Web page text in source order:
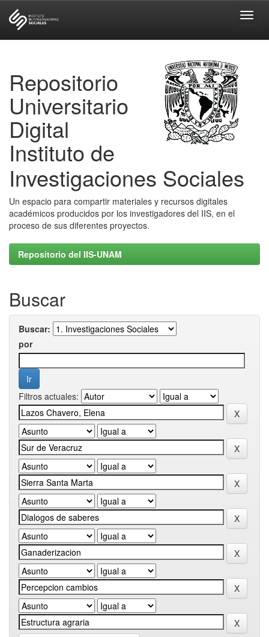
Repositorio
Universitario
Digital
Instituto de
Investigaciones Sociales
Un espacio para compartir materiales y recursos digitales
académicos producidos por los investigadores del IIS, en el
proceso de sus diferentes proyectos.
Repositorio del IIS-UNAM
Buscar
Buscar:
por
Filtros actuales: